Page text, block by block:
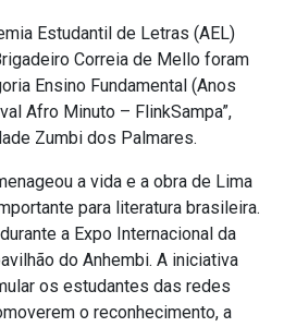
Estudantil de Letras (AEL)
Correia de Mello foram
Ensino Fundamental (Anos
Afro Minuto – FlinkSampa”,
Zumbi dos Palmares.
a vida e a obra de Lima
para literatura brasileira.
a Expo Internacional da
do Anhembi. A iniciativa
os estudantes das redes
o reconhecimento, a